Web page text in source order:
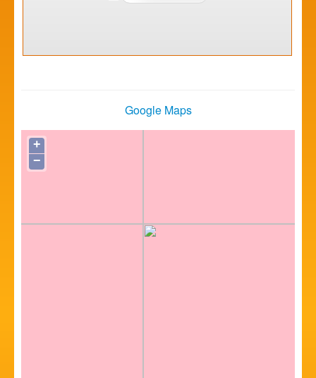
Google Maps
+
−